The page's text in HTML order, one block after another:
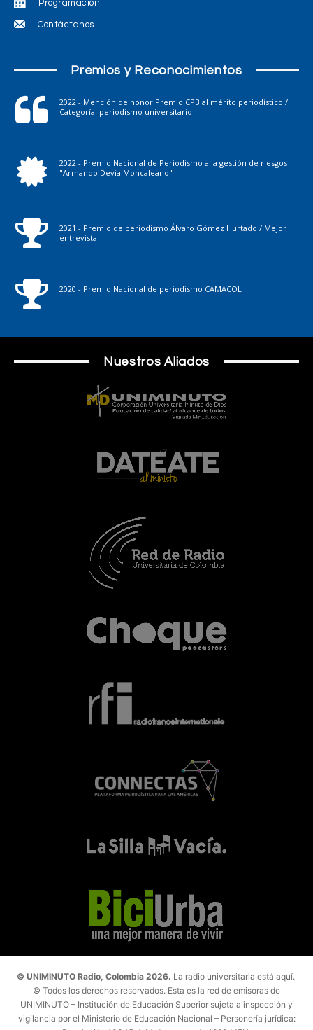
Programación
Contáctanos
Premios y Reconocimientos
2022 - Mención de honor Premio CPB al mérito periodístico /
Categoría: periodismo universitario
2022 - Premio Nacional de Periodismo a la gestión de riesgos
"Armando Devia Moncaleano"
2021 - Premio de periodismo Álvaro Gómez Hurtado / Mejor
entrevista
2020 - Premio Nacional de periodismo CAMACOL
Nuestros Aliados
© UNIMINUTO Radio, Colombia 2026. La radio universitaria está aquí.
© Todos los derechos reservados. Esta es la red de emisoras de
UNIMINUTO – Institución de Educación Superior sujeta a inspección y
vigilancia por el Ministerio de Educación Nacional – Personería jurídica: